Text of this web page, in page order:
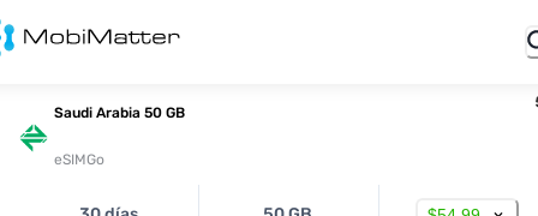
Saudi Arabia 50 GB
eSIMGo